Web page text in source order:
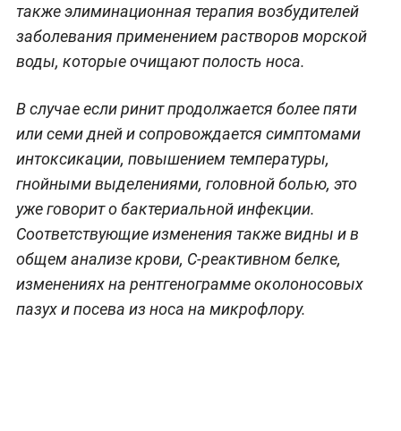
также элиминационная терапия возбудителей
заболевания применением растворов морской
воды, которые очищают полость носа.
В случае если ринит продолжается более пяти
или семи дней и сопровождается симптомами
интоксикации, повышением температуры,
гнойными выделениями, головной болью, это
уже говорит о бактериальной инфекции.
Соответствующие изменения также видны и в
общем анализе крови, С-реактивном белке,
изменениях на рентгенограмме околоносовых
пазух и посева из носа на микрофлору.